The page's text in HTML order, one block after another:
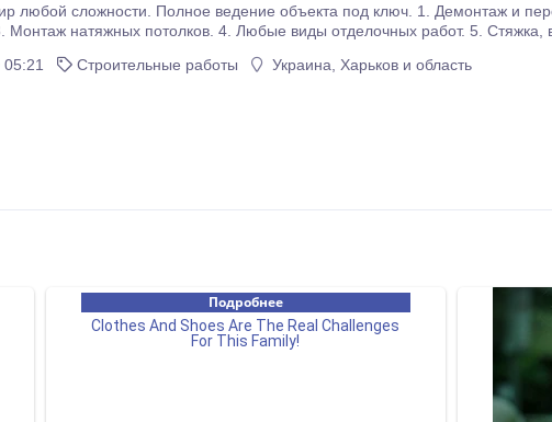
любой сложности. Полное ведение объекта под ключ. 1. Демонтаж и
натяжных потолков. 4. Любые виды отделочных работ. 5. Стяжка, выравнивание полов. Тел.: 098-895-49-
Строительные работы Украина, Харьков и область